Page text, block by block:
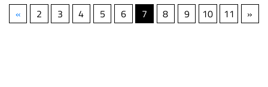
« 2 3 4 5 6 7 8 9 10 11 »